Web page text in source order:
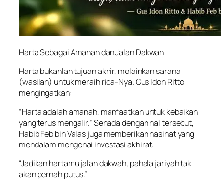
Harta Sebagai Amanah dan Jalan Dakwah
Harta bukanlah tujuan akhir, melainkan sarana
(wasilah) untuk meraih rida-Nya. Gus Idon Ritto
mengingatkan:
“Harta adalah amanah, manfaatkan untuk kebaikan
yang terus mengalir.” Senada dengan hal tersebut,
Habib Feb bin Valas juga memberikan nasihat yang
mendalam mengenai investasi akhirat:
“Jadikan hartamu jalan dakwah, pahala jariyah tak
akan pernah putus.”